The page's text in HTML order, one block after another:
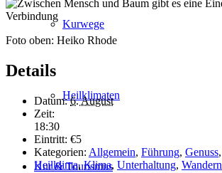
Kurwege
Heilklimaten
Kur & Tourismus
Foto oben: Heiko Rhode
Details
Datum: 6. August
Zeit:
18:30
Eintritt: €5
Kategorien: Allgemein, Führung, Genuss,
Heilklima,Klima, Unterhaltung, Wandern